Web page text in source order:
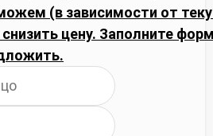
(в зависимости от
цену. Заполните